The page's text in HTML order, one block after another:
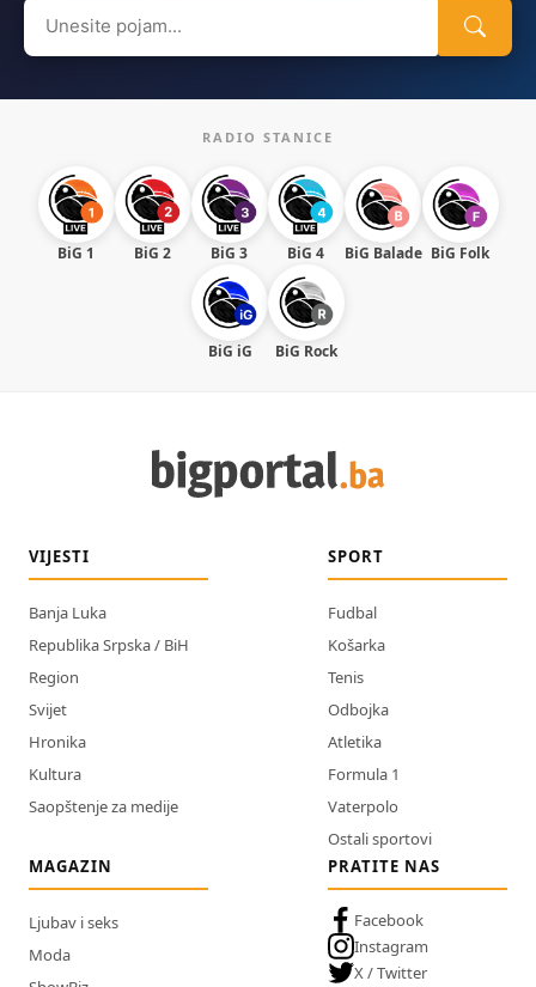
Search
for:
RADIO STANICE
BiG 1 BiG 2 BiG 3 BiG 4 BiG Balade BiG Folk
BiG iG BiG Rock
VIJESTI
Banja Luka
Republika Srpska / BiH
Region
Svijet
Hronika
Kultura
Saopštenje za medije
SPORT
Fudbal
Košarka
Tenis
Odbojka
Atletika
Formula 1
Vaterpolo
Ostali sportovi
MAGAZIN
Ljubav i seks
Moda
PRATITE NAS
Facebook
Instagram
X / Twitter